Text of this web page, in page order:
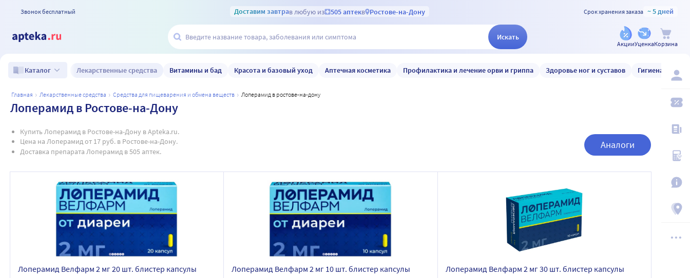
Звонок бесплатный Доставим завтрав любую из 505 аптекв Ростове-на-Дону Срок хранения заказа ~ 5 дней
Искать
АкцииУценкаКорзина
Каталог Лекарственные средства Витамины и бад Красота и базовый уход Аптечная косметика Профилактика и лечение орви и гриппа Здоровье ног и суставов Гигиена и уход
главная лекарственные средства средства для пищеварения и обмена веществ лоперамид в ростове-на-дону
Лоперамид в Ростове-на-Дону
Купить Лоперамид в Ростове-на-Дону в Apteka.ru.
Цена на Лоперамид от 17 руб. в Ростове-на-Дону.
Доставка препарата Лоперамид в 505 аптек.
Аналоги
Лоперамид Велфарм 2 мг 20 шт. блистер капсулы Лоперамид Велфарм 2 мг 10 шт. блистер капсулы Лоперамид Велфарм 2 мг 30 шт. блистер капсулы